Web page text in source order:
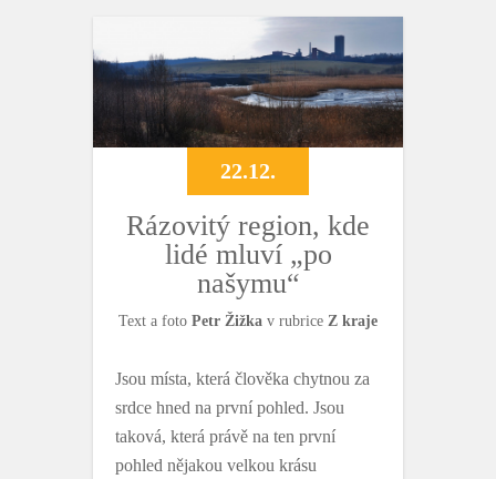
22.12.
Rázovitý region, kde
lidé mluví „po
našymu“
Text a foto Petr Žižka v rubrice Z kraje
Jsou místa, která člověka chytnou za
srdce hned na první pohled. Jsou
taková, která právě na ten první
pohled nějakou velkou krásu